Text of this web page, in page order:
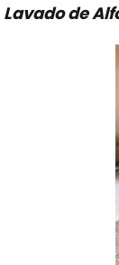
Lavado de